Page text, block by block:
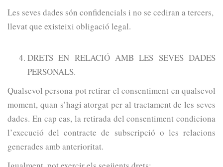
Les seves dades són confidencials i no se cediran a tercers,
llevat que existeixi obligació legal.
DRETS EN RELACIÓ AMB LES SEVES DADES
PERSONALS.
Qualsevol persona pot retirar el consentiment en qualsevol
moment, quan s’hagi atorgat per al tractament de les seves
dades. En cap cas, la retirada del consentiment condiciona
l’execució del contracte de subscripció o les relacions
generades amb anterioritat.